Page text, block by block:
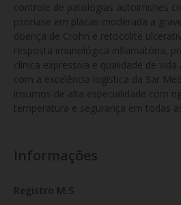
controle de patologias autoimunes
psoríase em placas moderada a
doença de Crohn e retocolite
resposta imunológica inflamatória,
clínica expressiva e qualidade de
com a excelência logística da Sar
insumos de alta especialidade com
temperatura e segurança em todas
Informações
Registro M.S